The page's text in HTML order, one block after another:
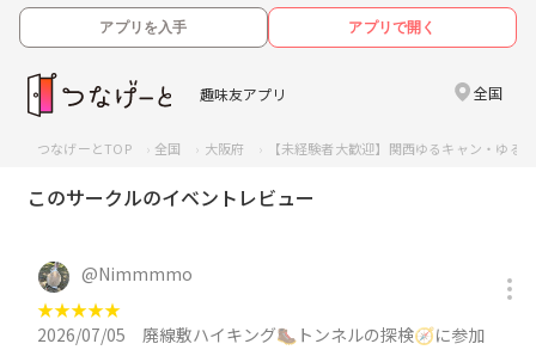
アプリを入手 アプリで開く
趣味友アプリ 全国
つなげーとTOP 全国 大阪府 【未経験者大歓迎】関西ゆるキャン・ゆる
このサークルのイベントレビュー
@Nimmmmo
★★★★★
2026/07/05
廃線敷ハイキング🥾トンネルの探検🧭に参加